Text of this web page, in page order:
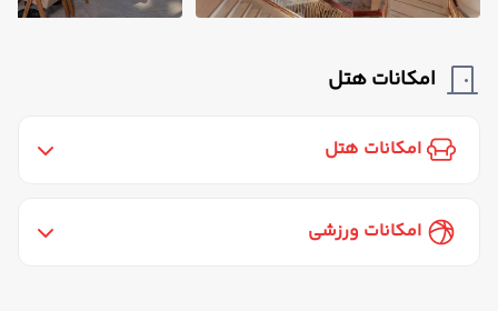
امکانات هتل
امکانات هتل
رستوران
آسانسور
پارکینگ
امکانات ورزشی
استخر سرباز
جکوزی